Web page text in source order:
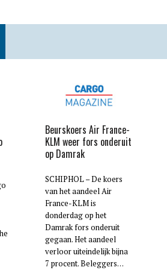
Beurskoers Air France-
KLM weer fors onderuit
op Damrak
SCHIPHOL – De koers
van het aandeel Air
France-KLM is
donderdag op het
Damrak fors onderuit
gegaan. Het aandeel
verloor uiteindelijk bijna
7 procent. Beleggers…